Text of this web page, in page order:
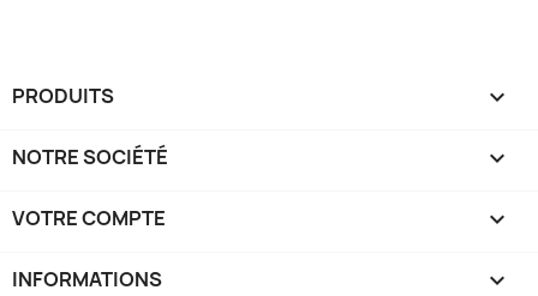
PRODUITS 
NOTRE SOCIÉTÉ 
VOTRE COMPTE 
INFORMATIONS keyboard_arrow_down